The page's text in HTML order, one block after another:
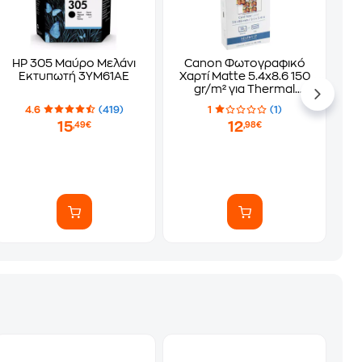
HP 305 Μαύρο Μελάνι
Εκτυπωτή 3YM61AE
4.6 (419)
15,49€
Canon Φωτογραφικό
Χαρτί Matte 5.4x8.6 150
gr/m² για Thermal
Εκτυπωτές 18 φύλλα
1 (1)
12,98€